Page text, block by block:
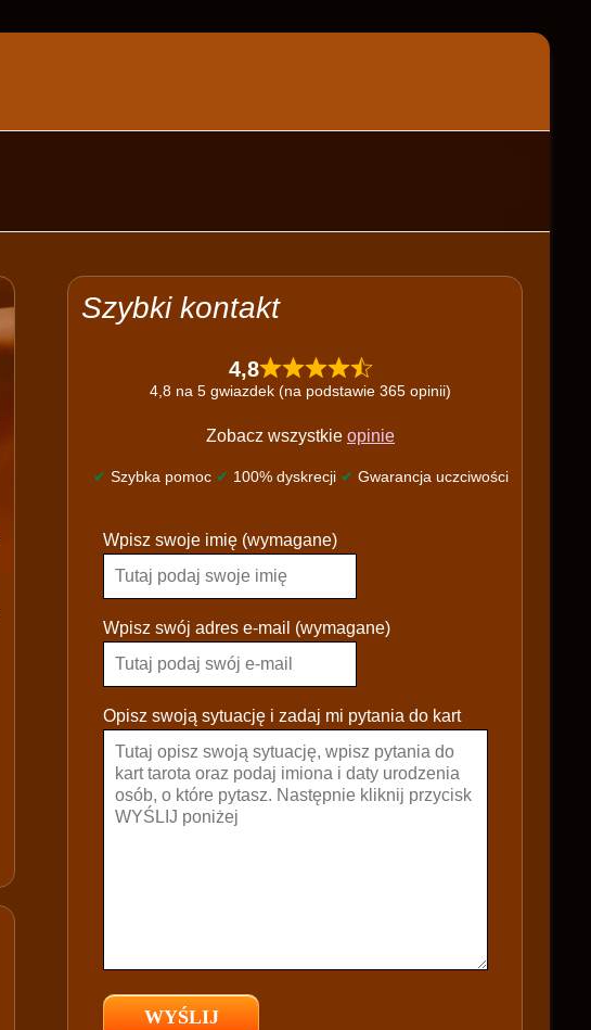
Szybki kontakt
4,8
4,8 na 5 gwiazdek (na podstawie 365 opinii)
Zobacz wszystkie opinie
✔ Szybka pomoc ✔ 100% dyskrecji ✔ Gwarancja uczciwości
l
a
s
e
a
e
Wpisz swoje imię (wymagane)
Wpisz swój adres e-mail (wymagane)
Opisz swoją sytuację i zadaj mi pytania do kart